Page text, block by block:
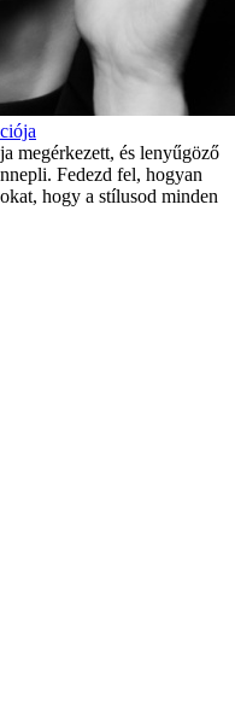
megérkezett, és lenyűgöző
Fedezd fel, hogyan
hogy a stílusod minden